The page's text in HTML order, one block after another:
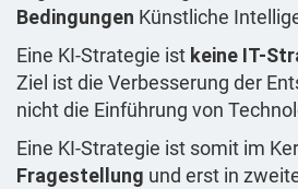
Bedingungen Künstliche
Eine KI-Strategie ist keine IT-
Ziel ist die Verbesserung der
nicht die Einführung von
Eine KI-Strategie ist somit im
Fragestellung und erst in